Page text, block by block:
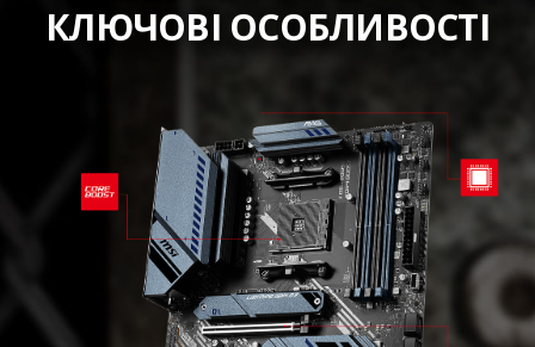
КЛЮЧОВІ ОСОБЛИВОСТІ